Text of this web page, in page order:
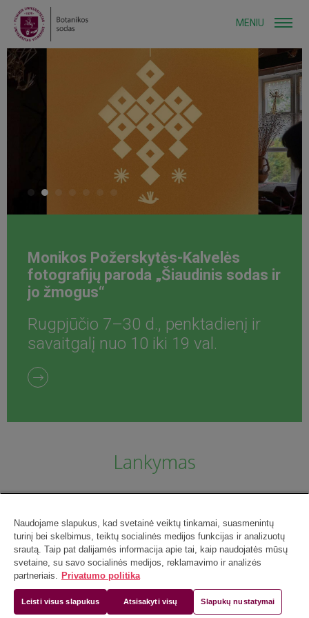
MENIU
Monikos Požerskytės-Kalvelės
fotografijų paroda „Šiaudinis sodas ir
jo žmogus“
Rugpjūčio 7–30 d., penktadienį ir
savaitgalį nuo 10 iki 19 val.
Lankymas
Naudojame slapukus, kad svetainė veiktų tinkamai, suasmenintų
turinį bei skelbimus, teiktų socialinės medijos funkcijas ir analizuotų
srautą. Taip pat dalijamės informacija apie tai, kaip naudojatės mūsų
svetaine, su savo socialinės medijos, reklamavimo ir analizės
partneriais. Privatumo politika
Leisti visus slapukus Atsisakyti visų Slapukų nustatymai